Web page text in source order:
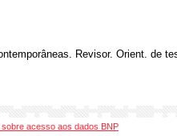
Revisor. Orient. de
sobre acesso aos dados BNP